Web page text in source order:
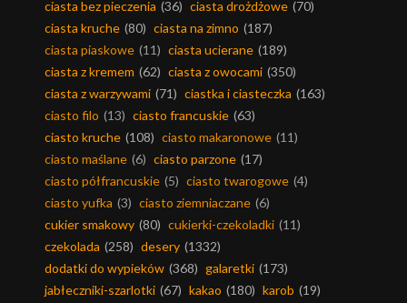
ciasta bez pieczenia (36) ciasta drożdżowe (70)
ciasta kruche (80) ciasta na zimno (187)
ciasta piaskowe (11) ciasta ucierane (189)
ciasta z kremem (62) ciasta z owocami (350)
ciasta z warzywami (71) ciastka i ciasteczka (163)
ciasto filo (13) ciasto francuskie (63)
ciasto kruche (108) ciasto makaronowe (11)
ciasto maślane (6) ciasto parzone (17)
ciasto półfrancuskie (5) ciasto twarogowe (4)
ciasto yufka (3) ciasto ziemniaczane (6)
cukier smakowy (80) cukierki-czekoladki (11)
czekolada (258) desery (1332)
dodatki do wypieków (368) galaretki (173)
jabłeczniki-szarlotki (67) kakao (180) karob (19)